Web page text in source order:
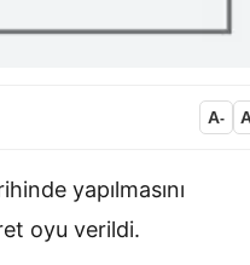
A-
yapılmasını
oyu verildi.